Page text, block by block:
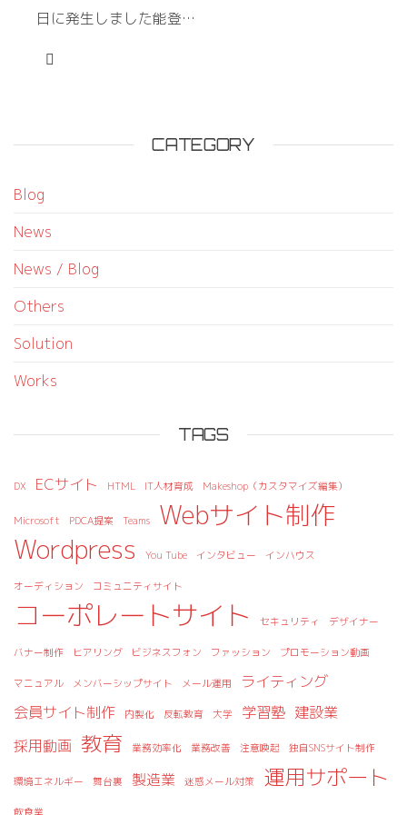
日に発生しました能登…
CATEGORY
Blog
News
News / Blog
Others
Solution
Works
TAGS
DX ECサイト HTML IT人材育成 Makeshop（カスタマイズ編集）
Microsoft PDCA提案 Teams
Webサイト制作
Wordpress
You Tube インタビュー インハウス
オーディション コミュニティサイト
コーポレートサイト セキュリティ デザイナー
バナー制作 ヒアリング ビジネスフォン ファッション プロモーション動画
マニュアル メンバーシップサイト メール運用
ライティング
会員サイト制作
内製化 反転教育 大学 学習塾 建設業
採用動画 教育 業務効率化 業務改善 注意喚起 独自SNSサイト制作
環境エネルギー 舞台裏 製造業 迷惑メール対策 運用サポート
飲食業